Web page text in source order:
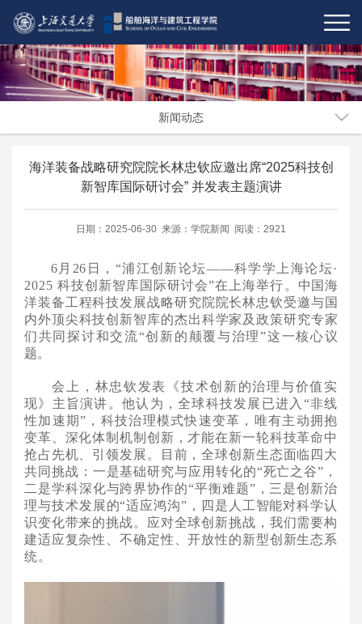
新闻动态
海洋装备战略研究院院长林忠钦应邀出席“2025科技创
新智库国际研讨会” 并发表主题演讲
日期：2025-06-30 来源：学院新闻 阅读：2921
6月26日，“浦江创新论坛——科学学上海论坛·
2025 科技创新智库国际研讨会”在上海举行。 中国海
洋装备工程科技发展战略研究院院长林忠钦受邀与国
内外顶尖科技创新智库的杰出科学家及政策研究专家
们共同探讨和交流“创新的颠覆与治理”这一核心议
题。
会上，林忠钦发表《技术创新的治理与价值实
现》主旨演讲。他认为，全球科技发展已进入 “非线
性加速期”，科技治理模式快速变革，唯有主动拥抱
变革、深化体制机制创新，才能在新一轮科技革命中
抢占先机、引领发展。目前，全球创新生态面临四大
共同挑战：一是基础研究与应用转化的“死亡之谷”，
二是学科深化与跨界协作的“平衡难题”，三是创新治
理与技术发展的“适应鸿沟”，四是人工智能对科学认
识变化带来的挑战。应对全球创新挑战，我们需要构
建适应复杂性、不确定性、开放性的新型创新生态系
统。